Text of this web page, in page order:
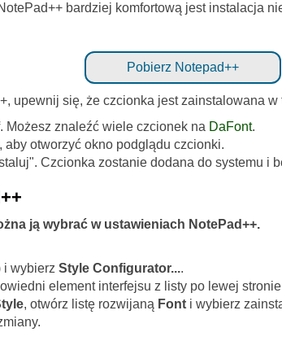
bardziej komfortową jest instalacja
Pobierz Notepad++
upewnij się, że czcionka jest zainstalowana
. Możesz znaleźć wiele czcionek na DaFont.
otworzyć okno podglądu czcionki.
Czcionka zostanie dodana do systemu i
ją wybrać w ustawieniach NotePad++.
i wybierz Style Configurator....
element interfejsu z listy po lewej
, otwórz listę rozwijaną Font i wybierz